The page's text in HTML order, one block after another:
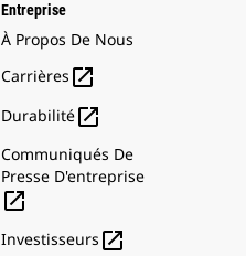
Entreprise
À Propos De Nous
Carrières 
Durabilité
Communiqués De
Presse D'entreprise

Investisseurs 